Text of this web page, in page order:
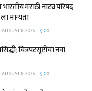
मराठी नाट्य परिषद
मान्यता
AUGUST 8, 2025 0
चित्रपटसृष्टीचा नवा
AUGUST 8, 2025 0